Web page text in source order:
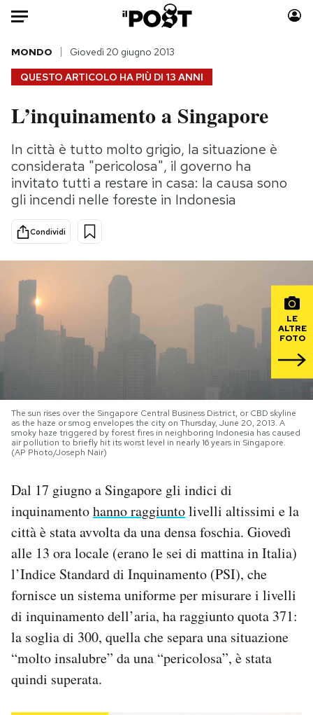
Auto
HOME
Italia
Politica
Tecnologia
Internet
Scienza
Cultura
Economia
Moda
Consumismi
Storie/Idee
Ok Boomer!
Altrecose
PODCAST
I MIEI PREFERITI
CALENDARIO
AREA PERSONALE
Area Personale
Newsletter
Notifiche mobile
Regala il Post
Hai bisogno di aiuto?
QUESTO ARTICOLO HA PIÙ DI 13 ANNI
MONDO Giovedì 20 giugno 2013
L’inquinamento a Singapore
In città è tutto molto grigio, la situazione è
considerata "pericolosa", il governo ha
invitato tutti a restare in casa: la causa sono
gli incendi nelle foreste in Indonesia
Condividi
LE
ALTRE
FOTO
The sun rises over the Singapore Central Business District, or CBD skyline
as the haze or smog envelopes the city on Thursday, June 20, 2013. A
smoky haze triggered by forest fires in neighboring Indonesia has caused
air pollution to briefly hit its worst level in nearly 16 years in Singapore.
(AP Photo/Joseph Nair)
Dal 17 giugno a Singapore gli indici di
inquinamentohanno raggiuntolivelli altissimi e la
città è stata avvolta da una densa foschia. Giovedì
alle 13 ora locale (erano le sei di mattina in Italia)
l’Indice Standard di Inquinamento (PSI), che
fornisce un sistema uniforme per misurare i livelli
di inquinamento dell’aria, ha raggiunto quota 371:
la soglia di 300, quella che separa una situazione
“molto insalubre” da una “pericolosa”, è stata
quindi superata.